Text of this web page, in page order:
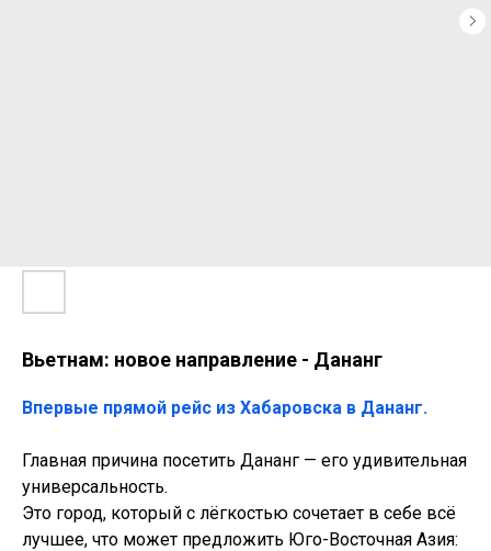
Вьетнам: новое направление - Дананг
Впервые прямой рейс из Хабаровска в Дананг.
Главная причина посетить Дананг — его удивительная
универсальность.
Это город, который с лёгкостью сочетает в себе всё
лучшее, что может предложить Юго-Восточная Азия: